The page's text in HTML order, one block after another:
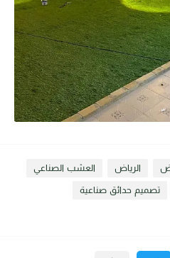
الرياض العشب الصناعي
تصميم حدائق صناعية